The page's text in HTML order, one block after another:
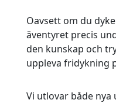
Oavsett om du
äventyret precis
den kunskap och
uppleva fridykning
Vi utlovar både nya